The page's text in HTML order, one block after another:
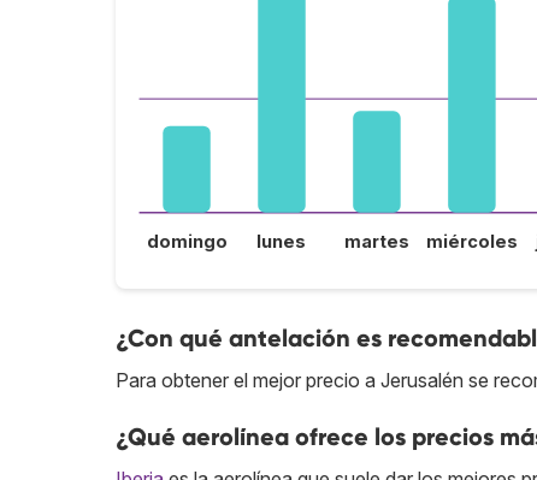
domingo lunes martes miércoles
¿Con qué antelación es
Para obtener el mejor precio a Jerusalén se
¿Qué aerolínea ofrece los precios